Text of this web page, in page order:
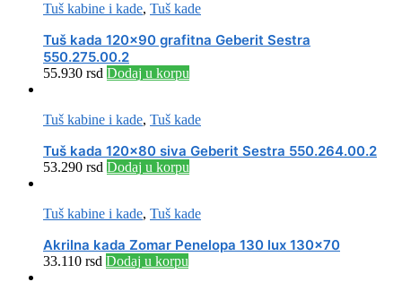
Tuš kabine i kade, Tuš kade
Tuš kada 120×90 grafitna Geberit Sestra
550.275.00.2
55.930 rsd Dodaj u korpu
Tuš kabine i kade, Tuš kade
Tuš kada 120×80 siva Geberit Sestra 550.264.00.2
53.290 rsd Dodaj u korpu
Tuš kabine i kade, Tuš kade
Akrilna kada Zomar Penelopa 130 lux 130×70
33.110 rsd Dodaj u korpu